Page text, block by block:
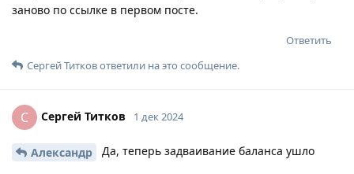
заново по ссылке в первом посте.
Ответить
Сергей Титковответили на это сообщение.
С Сергей Титков 1 дек 2024
Александр Да, теперь задваивание баланса ушло